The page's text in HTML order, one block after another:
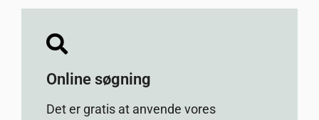
Online søgning
Det er gratis at anvende vores